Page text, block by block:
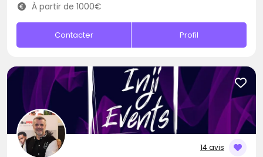
À partir de 1000€
Contacter Profil
14 avis